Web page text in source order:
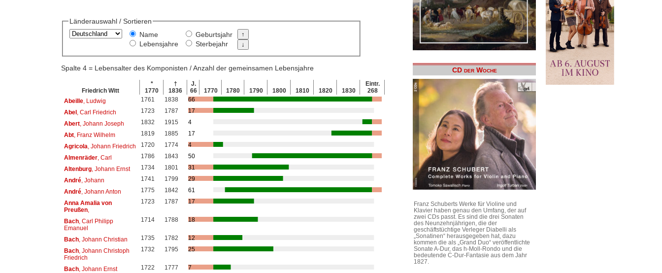
Länderauswahl / Sortieren
Name
Lebensjahre
Geburtsjahr
Sterbejahr
Spalte 4 = Lebensalter des Komponisten / Anzahl der gemeinsamen Lebensjahre
Friedrich Witt
*
1770
†
1836
J.
66
1770 1780 1790 1800 1810 1820 1830
Eintr.
268
Abeille, Ludwig 1761 1838
66
Abel, Carl Friedrich 1723 1787
17
Abert, Johann Joseph 1832 1915
4
Abt, Franz Wilhelm 1819 1885
17
Agricola , Johann Friedrich 1720 1774
4
Almenräder, Carl 1786 1843
50
Altenburg, Johann Ernst 1734 1801
31
André, Johann 1741 1799
29
André, Johann Anton 1775 1842
61
Anna Amalia von
Preußen,
1723 1787 17
Bach, Carl Philipp
Emanuel
1714 1788 18
Bach, Johann Christian 1735 1782
12
Bach, Johann Christoph
Friedrich
1732 1795 25
Bach, Johann Ernst 1722 1777
7
CD der Woche
Franz Schuberts Werke für Violine und
Klavier haben genau den Umfang, der auf
zwei CDs passt. Es sind die drei Sonaten
des Neunzehnjährigen, die der
geschäftstüchtige Verleger Diabelli als
„Sonatinen“ herausgegeben hat, dazu
kommen die als „Grand Duo“ veröffentlichte
Sonate A-Dur, das h-Moll-Rondo und die
bedeutende C-Dur-Fantasie aus dem Jahr
1827.